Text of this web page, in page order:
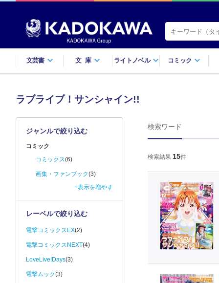
文芸書 文庫 ライトノベル コミック
ラブライブ！サンシャイン!!
検索ワード
検索結果 15件
ジャンルで絞り込む
コミック
コミックス(6)
画集・ファンブック(3)
+表示を増やす
レーベルで絞り込む
電撃コミックスEX(2)
電撃コミックスNEXT(4)
LoveLive!Days(3)
電撃ムック(3)